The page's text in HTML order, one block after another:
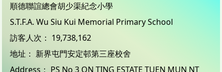
順德聯誼總會胡少渠紀念小學
S.T.F.A. Wu Siu Kui Memorial Primary School
訪客人次： 19,738,162
地址： 新界屯門安定邨第三座校舍
Address： PS No 3 ON TING ESTATE TUEN MUN NT